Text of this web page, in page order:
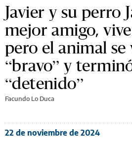
Javier y su perro
mejor amigo,
pero el animal se
“bravo” y
“detenido”
Facundo Lo Duca
22 de noviembre de 2024